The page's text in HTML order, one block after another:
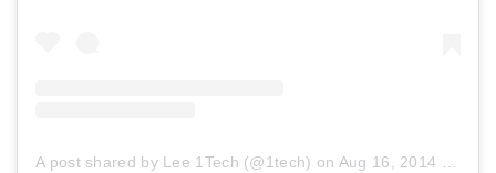
A post shared by Lee 1Tech (@1tech) on Aug 16, 2014 at 9:49pm PDT